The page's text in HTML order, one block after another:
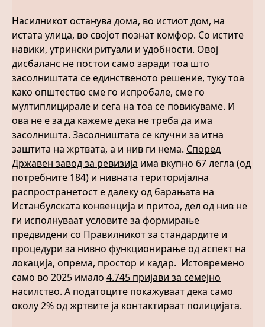
Насилникот останува дома, во истиот дом, на
истата улица, во својот познат комфор. Со истите
навики, утрински ритуали и удобности. Овој
дисбаланс не постои само заради тоа што
засолништата се единственото решение, туку тоа
како општество сме го испробале, сме го
мултиплицирале и сега на тоа се повикуваме. И
ова не е за да кажеме дека не треба да има
засолништа. Засолништата се клучни за итна
заштита на жртвата, а и нив ги нема. Според
Државен завод за ревизија има вкупно 67 легла (од
потребните 184) и нивната територијална
распространетост е далеку од барањата на
Истанбулската конвенција и притоа, дел од нив не
ги исполнуваат условите за формирање
предвидени со Правилникот за стандардите и
процедури за нивно функционирање од аспект на
локација, опрема, простор и кадар. Истовремено
само во 2025 имало 4.745 пријави за семејно
насилство. А податоците покажуваат дека само
околу 2%од жртвите ја контактираат полицијата.